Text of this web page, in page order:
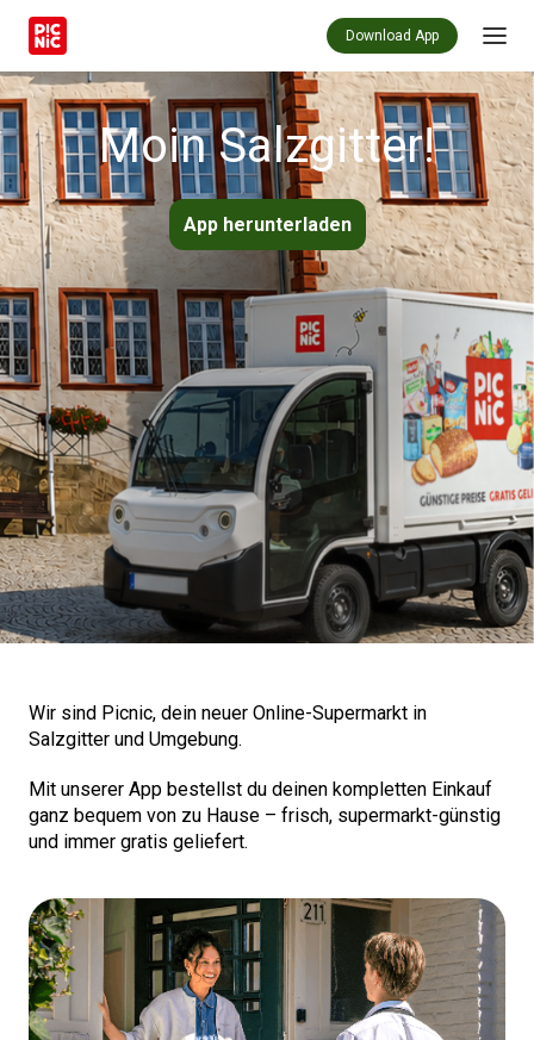
Download App
Moin Salzgitter!
App herunterladen
Wir sind Picnic, dein neuer Online-Supermarkt in
Salzgitter und Umgebung.
Mit unserer App bestellst du deinen kompletten Einkauf
ganz bequem von zu Hause – frisch, supermarkt-günstig
und immer gratis geliefert.